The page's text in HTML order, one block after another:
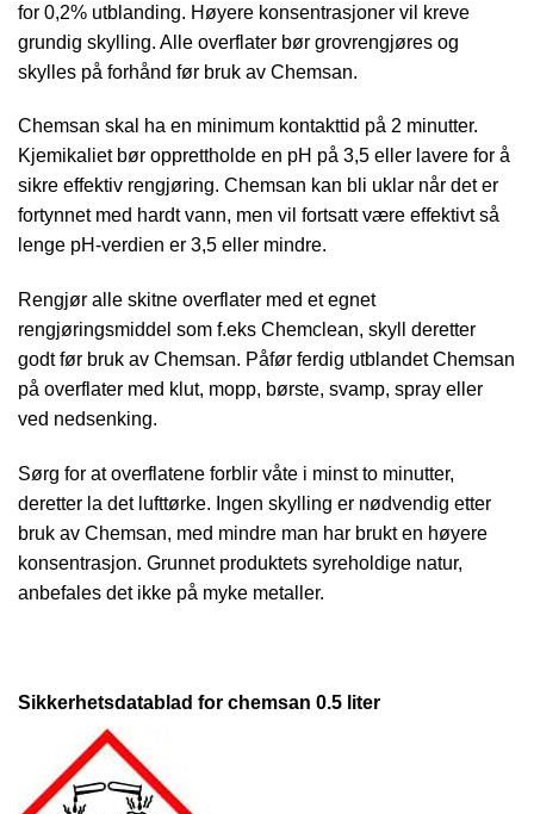
for 0,2% utblanding. Høyere konsentrasjoner vil kreve
grundig skylling. Alle overflater bør grovrengjøres og
skylles på forhånd før bruk av Chemsan.
Chemsan skal ha en minimum kontakttid på 2 minutter.
Kjemikaliet bør opprettholde en pH på 3,5 eller lavere for å
sikre effektiv rengjøring. Chemsan kan bli uklar når det er
fortynnet med hardt vann, men vil fortsatt være effektivt så
lenge pH-verdien er 3,5 eller mindre.
Rengjør alle skitne overflater med et egnet
rengjøringsmiddel som f.eks Chemclean, skyll deretter
godt før bruk av Chemsan. Påfør ferdig utblandet Chemsan
på overflater med klut, mopp, børste, svamp, spray eller
ved nedsenking.
Sørg for at overflatene forblir våte i minst to minutter,
deretter la det lufttørke. Ingen skylling er nødvendig etter
bruk av Chemsan, med mindre man har brukt en høyere
konsentrasjon. Grunnet produktets syreholdige natur,
anbefales det ikke på myke metaller.
Sikkerhetsdatablad for chemsan 0.5 liter